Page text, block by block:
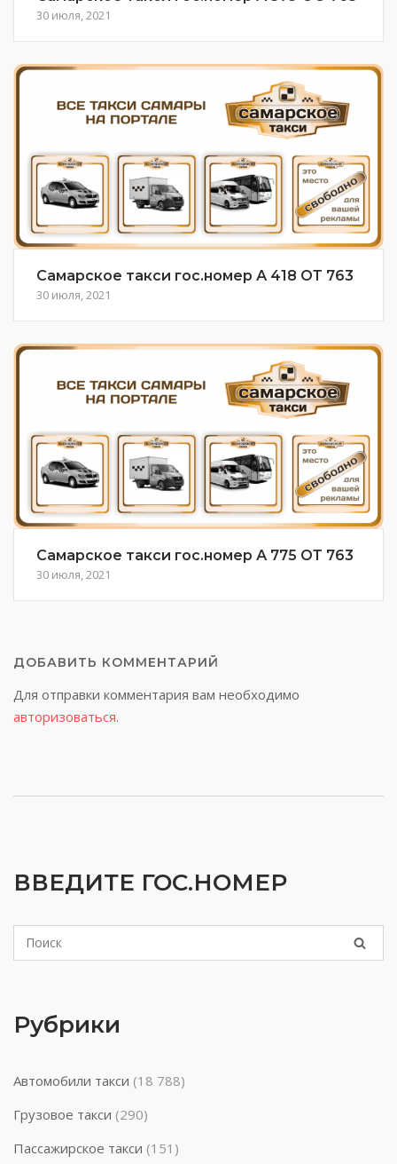
30 июля, 2021
Самарское такси гос.номер А 418 ОТ 763
30 июля, 2021
Самарское такси гос.номер А 775 ОТ 763
30 июля, 2021
ДОБАВИТЬ КОММЕНТАРИЙ
Для отправки комментария вам необходимо
авторизоваться.
ВВЕДИТЕ ГОС.НОМЕР
Рубрики
Автомобили такси (18 788)
Грузовое такси (290)
Пассажирское такси (151)